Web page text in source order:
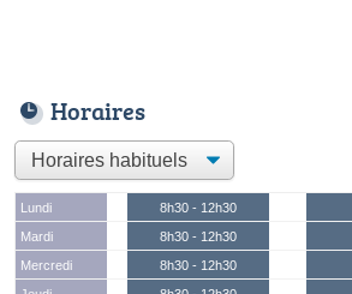
Horaires
Lundi 8h30 - 12h30
Mardi
8h30 - 12h30
Mercredi
8h30 - 12h30